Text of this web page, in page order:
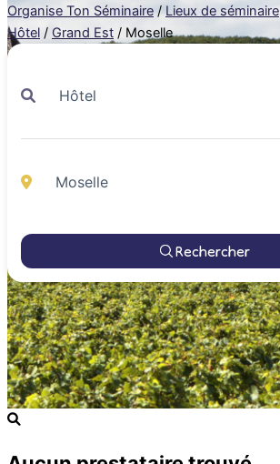
Organise Ton Séminaire / Lieux de séminaire
Hôtel / Grand Est / Moselle
Rechercher